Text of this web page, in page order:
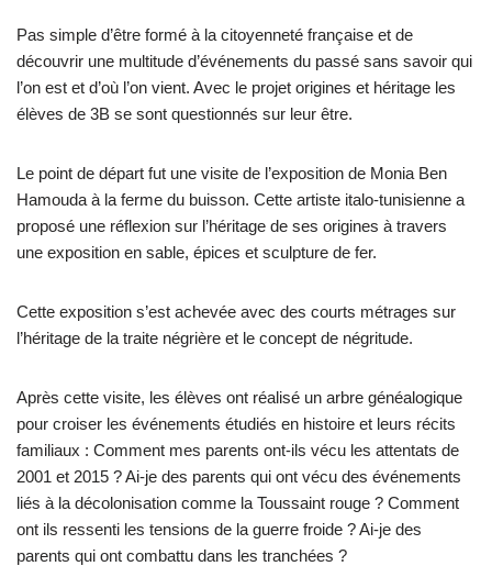
Pas simple d’être formé à la citoyenneté française et de
découvrir une multitude d’événements du passé sans savoir qui
l’on est et d’où l’on vient. Avec le projet origines et héritage les
élèves de 3B se sont questionnés sur leur être.
Le point de départ fut une visite de l’exposition de Monia Ben
Hamouda à la ferme du buisson. Cette artiste italo-tunisienne a
proposé une réflexion sur l’héritage de ses origines à travers
une exposition en sable, épices et sculpture de fer.
Cette exposition s’est achevée avec des courts métrages sur
l’héritage de la traite négrière et le concept de négritude.
Après cette visite, les élèves ont réalisé un arbre généalogique
pour croiser les événements étudiés en histoire et leurs récits
familiaux : Comment mes parents ont-ils vécu les attentats de
2001 et 2015 ? Ai-je des parents qui ont vécu des événements
liés à la décolonisation comme la Toussaint rouge ? Comment
ont ils ressenti les tensions de la guerre froide ? Ai-je des
parents qui ont combattu dans les tranchées ?